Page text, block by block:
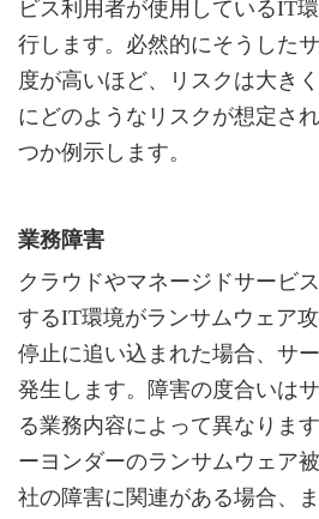
ビス利用者が使用しているIT
行します。必然的にそうした
度が高いほど、リスクは大き
にどのようなリスクが想定さ
つか例示します。
業務障害
クラウドやマネージドサービ
するIT環境がランサムウェア
停止に追い込まれた場合、サ
発生します。障害の度合いは
る業務内容によって異なりま
ーヨンダーのランサムウェア
社の障害に関連がある場合、